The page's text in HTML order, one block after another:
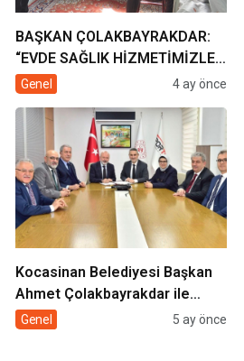
BAŞKAN ÇOLAKBAYRAKDAR:
“EVDE SAĞLIK HİZMETİMİZLE
DE GÖNÜLLERE
Genel 4 ay önce
Kocasinan Belediyesi Başkan
Ahmet Çolakbayrakdar ile
yeniliklere imza atıyor
Genel 5 ay önce